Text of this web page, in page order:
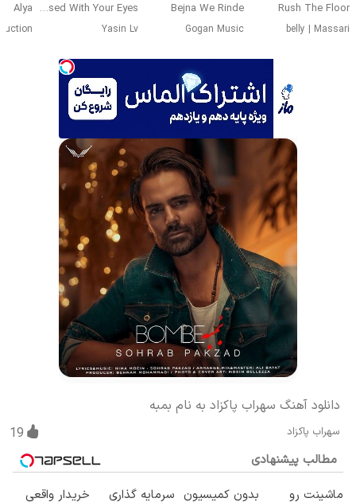
Rush The Floor
belly | Massari
Bejna We Rinde
Gogan Music
Obsessed With Your Eyes
Yasin Lv
Alya
دانلود آهنگ سهراب پاکزاد به نام بمبه
سهراب پاکزاد 19
مطالب پیشنهادی
ماشینت رو
بدون کمیسیون سرمایه گذاری
خریدار واقعی